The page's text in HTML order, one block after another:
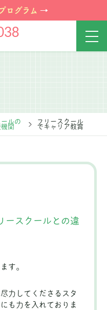
ログラム →
ルの
関
フリースクール
でキャリア教育
ースクールとの違
す。
力してくださるスタ
も力を入れておりま